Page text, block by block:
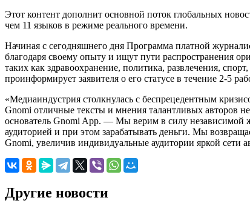
Этот контент дополнит основной поток глобальных
чем 11 языков в режиме реального времени.
Начиная с сегодняшнего дня Программа платной
благодаря своему опыту и ищут пути распространения
таких как здравоохранение, политика, развлечения,
проинформирует заявителя о его статусе в течение 2-5
«Медиаиндустрия столкнулась с беспрецедентным
Gnomi отличные тексты и мнения талантливых авторов
основатель Gnomi App. — Мы верим в силу независимой
аудиторией и при этом зарабатывать деньги. Мы
Gnomi, увеличив индивидуальные аудитории яркой сети
Другие новости